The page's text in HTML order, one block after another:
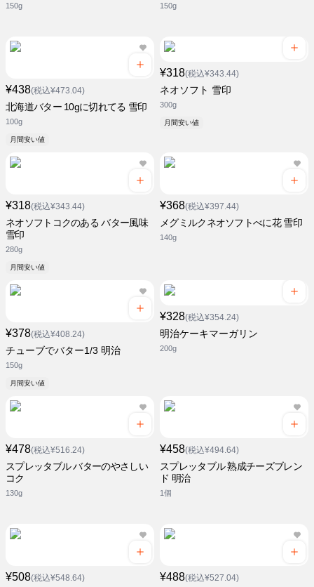
150g 150g
¥438(税込¥473.04)
北海道バター 10gに切れてる 雪印
100g
月間安い値
¥318(税込¥343.44)
ネオソフト 雪印
300g
月間安い値
¥318(税込¥343.44)
ネオソフトコクのある バター風味
雪印
280g
月間安い値
¥368(税込¥397.44)
メグミルクネオソフトべに花 雪印
140g
¥378(税込¥408.24)
チューブでバター1/3 明治
150g
月間安い値
¥328(税込¥354.24)
明治ケーキマーガリン
200g
¥478(税込¥516.24)
スプレッタブル バターのやさしい
コク
130g
¥458(税込¥494.64)
スプレッタブル 熟成チーズブレン
ド 明治
1個
¥508(税込¥548.64) ¥488(税込¥527.04)